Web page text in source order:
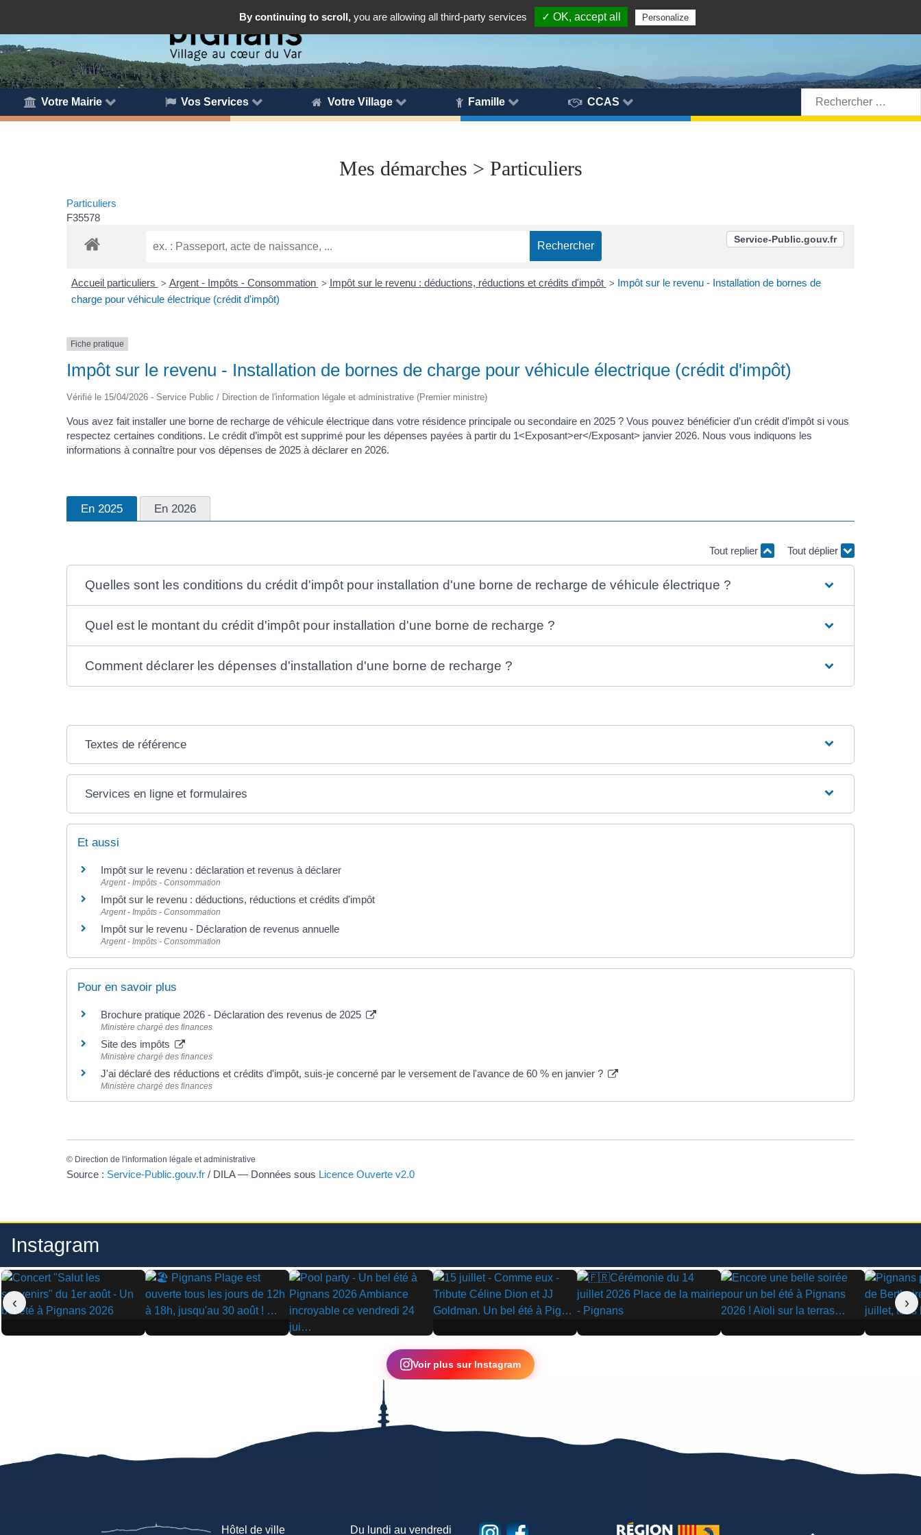
Votre Mairie Vos Services Votre Village Famille CCAS
Rechercher:
Mes démarches > Particuliers
Particuliers
F35578
Service-Public.gouv.fr
Accueil particuliers > Argent - Impôts - Consommation > Impôt sur le revenu : déductions, réductions et crédits d'impôt > Impôt sur le revenu - Installation de bornes de
charge pour véhicule électrique (crédit d'impôt)
Fiche pratique
Impôt sur le revenu - Installation de bornes de charge pour véhicule électrique (crédit d'impôt)
Vérifié le 15/04/2026 - Service Public / Direction de l'information légale et administrative (Premier ministre)
Vous avez fait installer une borne de recharge de véhicule électrique dans votre résidence principale ou secondaire en 2025 ? Vous pouvez bénéficier d'un crédit d'impôt si vous
respectez certaines conditions. Le crédit d’impôt est supprimé pour les dépenses payées à partir du 1<Exposant>er</Exposant> janvier 2026. Nous vous indiquons les
informations à connaître pour vos dépenses de 2025 à déclarer en 2026.
En 2025 En 2026
Tout replier Tout déplier
Quelles sont les conditions du crédit d'impôt pour installation d'une borne de recharge de véhicule électrique ?
Quel est le montant du crédit d'impôt pour installation d'une borne de recharge ?
Comment déclarer les dépenses d'installation d'une borne de recharge ?
Textes de référence
Services en ligne et formulaires
Et aussi
Impôt sur le revenu : déclaration et revenus à déclarer
Argent - Impôts - Consommation
Impôt sur le revenu : déductions, réductions et crédits d'impôt
Argent - Impôts - Consommation
Impôt sur le revenu - Déclaration de revenus annuelle
Argent - Impôts - Consommation
Pour en savoir plus
Brochure pratique 2026 - Déclaration des revenus de 2025
Ministère chargé des finances
Site des impôts
Ministère chargé des finances
J'ai déclaré des réductions et crédits d'impôt, suis-je concerné par le versement de l'avance de 60 % en janvier ?
Ministère chargé des finances
© Direction de l'information légale et administrative
Source : Service-Public.gouv.fr / DILA — Données sous Licence Ouverte v2.0
Instagram
▶ ▶
▶
▶ ▶ ▶ ▶
‹ ›
Voir plus sur Instagram
Hôtel de ville Du lundi au vendredi
By continuing to scroll, you are allowing all third-party services ✓ OK, accept all Personalize